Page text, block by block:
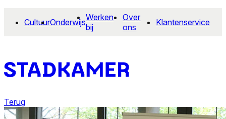
CultuurOnderwijsWerken
bij
Over
ons
Klantenservice
Terug